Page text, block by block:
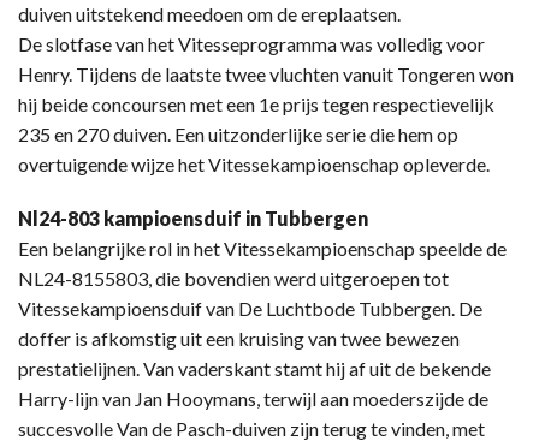
duiven uitstekend meedoen om de ereplaatsen.
De slotfase van het Vitesseprogramma was volledig voor
Henry. Tijdens de laatste twee vluchten vanuit Tongeren won
hij beide concoursen met een 1e prijs tegen respectievelijk
235 en 270 duiven. Een uitzonderlijke serie die hem op
overtuigende wijze het Vitessekampioenschap opleverde.
Nl24-803 kampioensduif in Tubbergen
Een belangrijke rol in het Vitessekampioenschap speelde de
NL24-8155803, die bovendien werd uitgeroepen tot
Vitessekampioensduif van De Luchtbode Tubbergen. De
doffer is afkomstig uit een kruising van twee bewezen
prestatielijnen. Van vaderskant stamt hij af uit de bekende
Harry-lijn van Jan Hooymans, terwijl aan moederszijde de
succesvolle Van de Pasch-duiven zijn terug te vinden, met